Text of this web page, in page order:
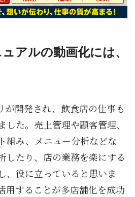
アルの動画化には、
が開発され、飲食店の仕事も
た。売上管理や顧客管理、
組み、メニュー分析などな
したり、店の業務を楽にする
、役に立っていると思いま
用することが多店舗化を成功